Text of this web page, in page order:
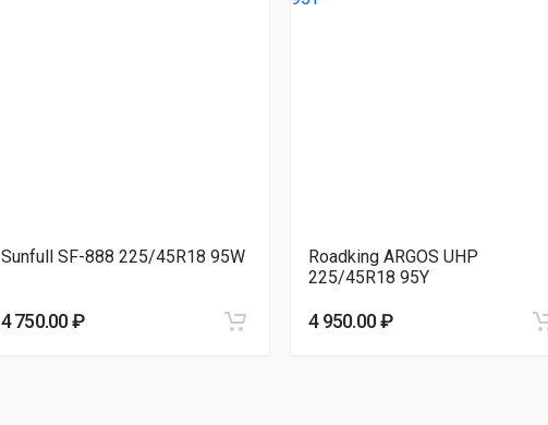
Sunfull SF-888 225/45R18 95W
4 750.00 ₽
Roadking ARGOS UHP
225/45R18 95Y
4 950.00 ₽